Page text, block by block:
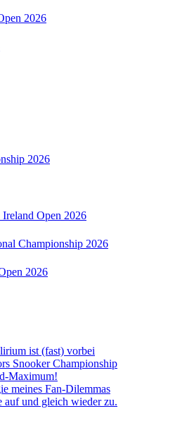
2026
2026
Open 2026
Championship 2026
2026
ist (fast) vorbei
Snooker Championship
Maximum!
meines Fan-Dilemmas
auf und gleich wieder zu.